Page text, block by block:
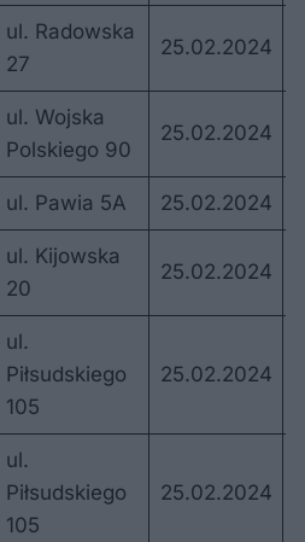
ul. Radowska
27
25.02.2024
ul. Wojska
Polskiego 90
25.02.2024
ul. Pawia 5A 25.02.2024
ul. Kijowska
20
25.02.2024
ul.
Piłsudskiego
105
25.02.2024
ul.
Piłsudskiego
105
25.02.2024